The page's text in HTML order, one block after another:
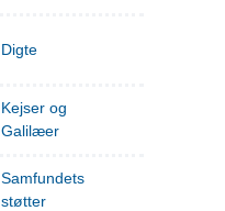
Digte
Kejser og
Galilæer
Samfundets
støtter